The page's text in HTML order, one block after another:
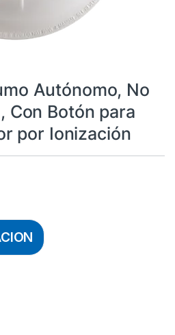
Autónomo, No
Con Botón para
por Ionización